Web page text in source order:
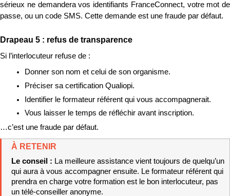
sérieux ne demandera vos identifiants FranceConnect, votre mot de
passe, ou un code SMS. Cette demande est une fraude par défaut.
Drapeau 5 : refus de transparence
Si l’interlocuteur refuse de :
Donner son nom et celui de son organisme.
Préciser sa certification Qualiopi.
Identifier le formateur référent qui vous accompagnerait.
Vous laisser le temps de réfléchir avant inscription.
…c’est une fraude par défaut.
À RETENIR
Le conseil : La meilleure assistance vient toujours de quelqu’un
qui aura à vous accompagner ensuite. Le formateur référent qui
prendra en charge votre formation est le bon interlocuteur, pas
un télé-conseiller anonyme.